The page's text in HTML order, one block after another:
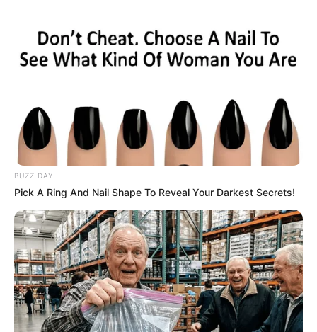
ХАМАС заявил о готовности передать
управление сектором Газа
17:18 / 02 Fevral 2026 ПОЛИТИКА
Президент Ильхам Алиев прибыл с
визитом в ОАЭ
BUZZ DAY
Pick A Ring And Nail Shape To Reveal Your Darkest Secrets!